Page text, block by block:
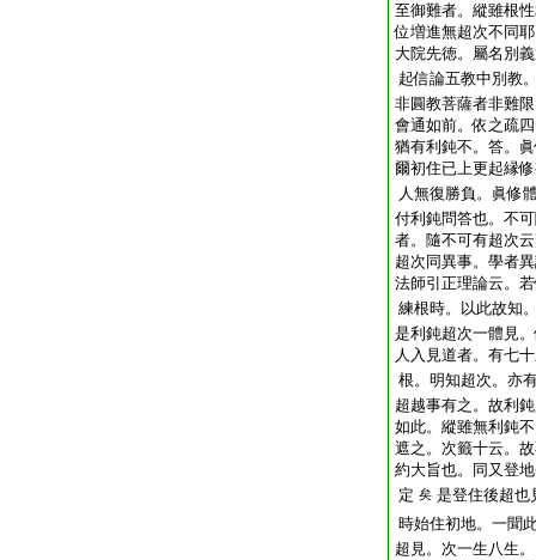
至御難者。縱雖根
位増進無超次不同
大院先徳。屬名別
起信論五教中別教
非圓教菩薩者非難
會通如前。依之疏
猶有利鈍不。答。
爾初住已上更起縁
人無復勝負。眞修
付利鈍問答也。不
者。隨不可有超次
超次同異事。學者
法師引正理論云。
練根時。以此故知
是利鈍超次一體見
人入見道者。有七
根。明知超次。亦
超越事有之。故利
如此。縱雖無利鈍
遮之。次籤十云。
約大旨也。同又登
定 矣 是登住後超也
時始住初地。一聞
超見。次一生八生